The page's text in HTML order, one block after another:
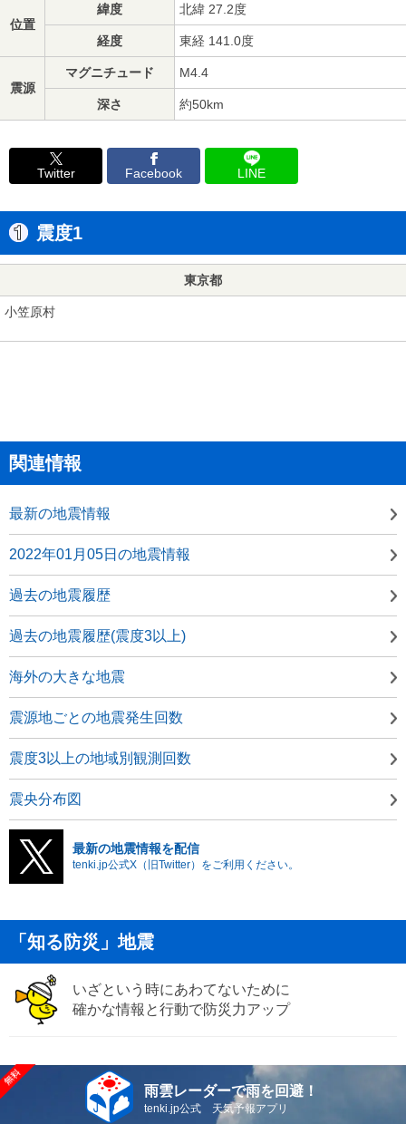
位置
緯度 北緯 27.2度
経度 東経 141.0度
震源
マグニチュード M4.4
深さ 約50km
Twitter Facebook LINE
震度1
東京都
小笠原村
関連情報
最新の地震情報
2022年01月05日の地震情報
過去の地震履歴
過去の地震履歴(震度3以上)
海外の大きな地震
震源地ごとの地震発生回数
震度3以上の地域別観測回数
震央分布図
最新の地震情報を配信
tenki.jp公式X（旧Twitter）をご利用ください。
「知る防災」地震
いざという時にあわてないために
確かな情報と行動で防災力アップ
雨雲レーダーで雨を回避！
tenki.jp公式 天気予報アプリ